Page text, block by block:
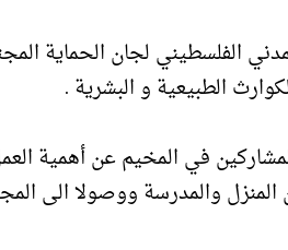
الفلسطيني لجان الحماية
الطبيعية و البشرية .
في المخيم عن أهمية
المنزل والمدرسة ووصولا الى